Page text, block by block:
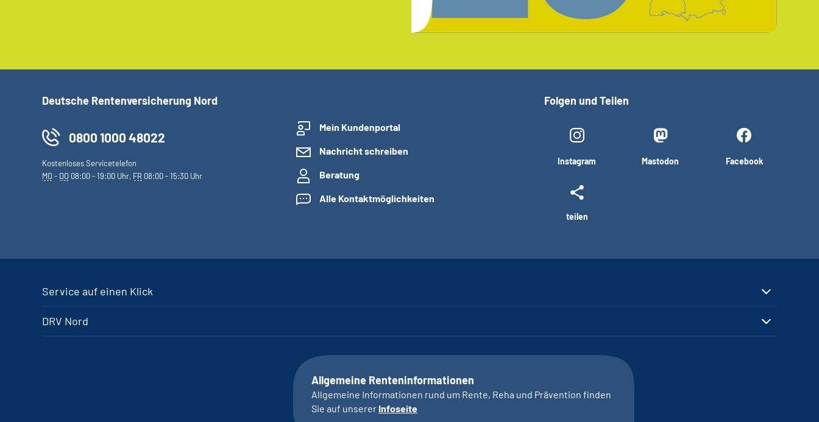
Deutsche Rentenversicherung Nord
0800 1000 48022
Kostenloses Servicetelefon
MO- DO 08:00 - 19:00 Uhr, FR 08:00 - 15:30 Uhr
Mein Kundenportal
Nachricht schreiben
Beratung
Alle Kontaktmöglichkeiten
Folgen und Teilen
Instagram Mastodon Facebook
teilen
Service auf einen Klick
DRV Nord
Allgemeine Renteninformationen
Allgemeine Informationen rund um Rente, Reha und Prävention finden
Sie auf unserer Infoseite